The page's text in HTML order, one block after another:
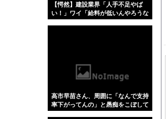
【愕然】建設業界「人手不足やば
い！」ワイ「給料が低いんやろうな
高市早苗さん、周囲に「なんで支持
率下がってんの」と愚痴をこぼして